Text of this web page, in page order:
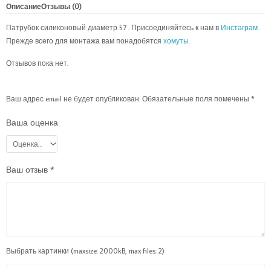
57
ОписаниеОтзывы (0)
Патрубок силиконовый диаметр 57 . Присоединяйтесь к нам в Инстаграм .
Прежде всего для монтажа вам понадобятся хомуты.
Отзывов пока нет.
Ваш адрес email не будет опубликован. Обязательные поля помечены *
Ваша оценка
Ваш отзыв *
Выбрать картинки (maxsize: 2000kB, max files: 2)